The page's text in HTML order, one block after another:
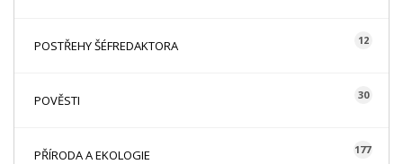
POSTŘEHY ŠÉFREDAKTORA 12
POVĚSTI 30
PŘÍRODA A EKOLOGIE 177